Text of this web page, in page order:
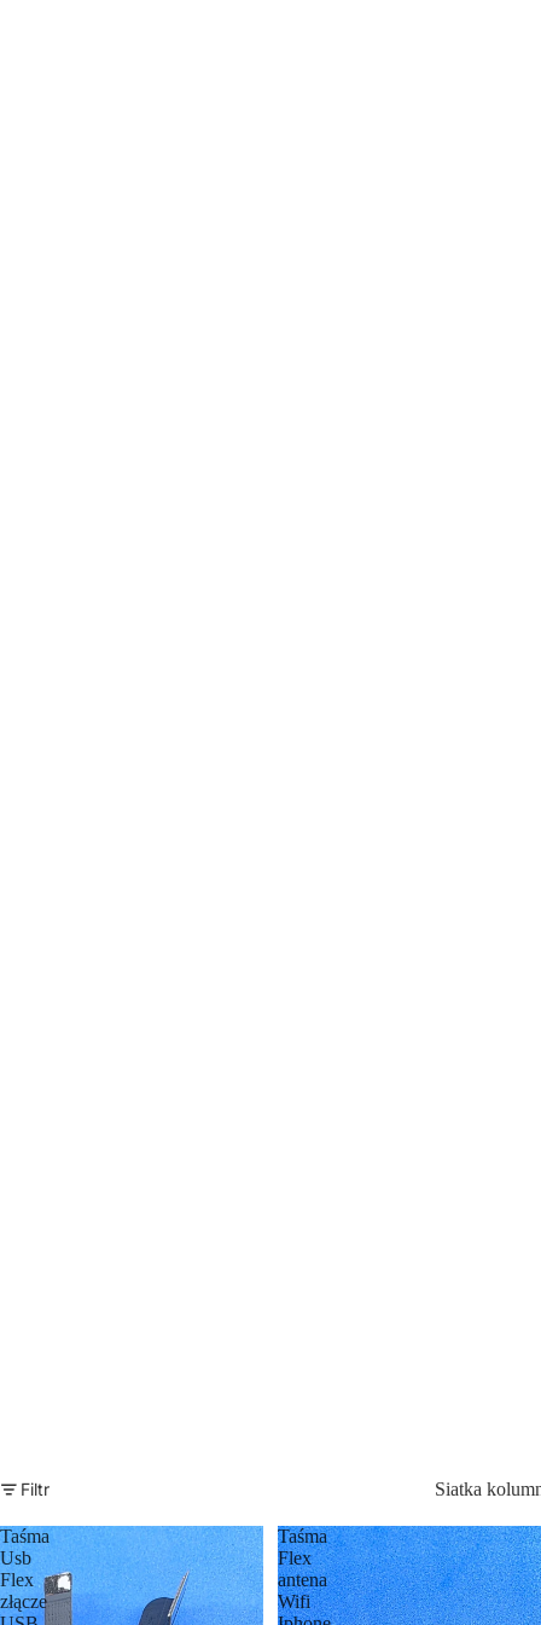
Filtr Siatka
Taśma
Usb
Flex
złącze
Taśma
Flex
antena
Wifi